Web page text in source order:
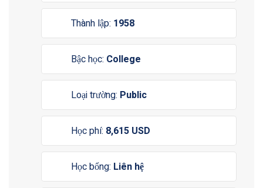
Thành lập: 1958
Bậc học: College
Loại trường: Public
Học phí: 8,615 USD
Học bổng: Liên hệ